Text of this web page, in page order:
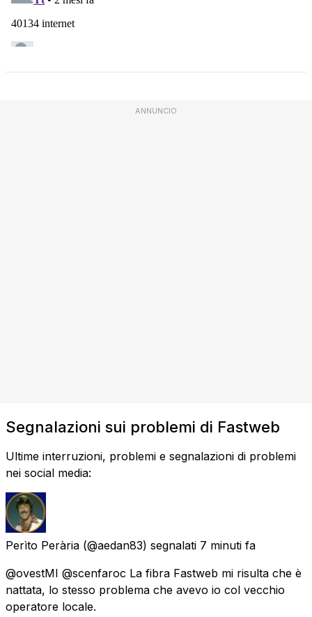
ANNUNCIO
Segnalazioni sui problemi di Fastweb
Ultime interruzioni, problemi e segnalazioni di problemi
nei social media:
Perìto Perària (@aedan83) segnalati 7 minuti fa
@ovestMI @scenfaroc La fibra Fastweb mi risulta che è
nattata, lo stesso problema che avevo io col vecchio
operatore locale.